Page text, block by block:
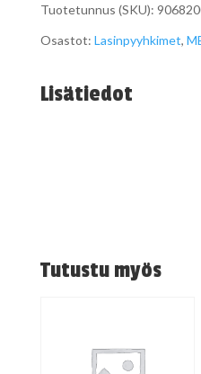
sulkasarja
määrä
Tuotetunnus (SKU):
Osastot: Lasinpyyhkimet,
Lisätiedot
Tutustu myös